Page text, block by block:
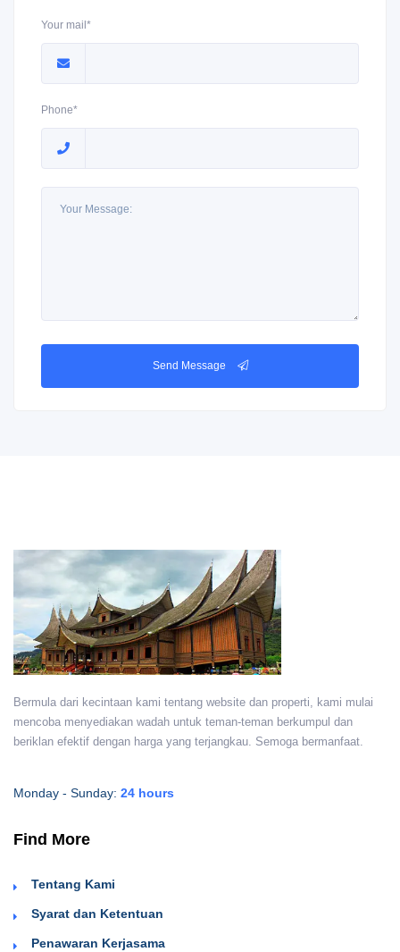
Your mail*
Phone*
Send Message
Bermula dari kecintaan kami tentang website dan properti, kami mulai
mencoba menyediakan wadah untuk teman-teman berkumpul dan
beriklan efektif dengan harga yang terjangkau. Semoga bermanfaat.
Monday - Sunday: 24 hours
Find More
Tentang Kami
Syarat dan Ketentuan
Penawaran Kerjasama